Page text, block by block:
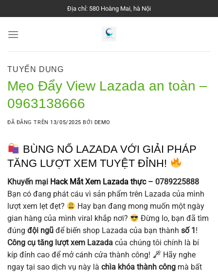
đến
nội
Địa chỉ: 580 Hoàng Mai, hà Nội
TUYỂN DỤNG
Mẹo Đẩy View Lazada an toàn –
0963138666
ĐÃ ĐĂNG TRÊN 13/05/2025 BỞI DEMO
BÙNG NỔ LAZADA VỚI GIẢI PHÁP
TĂNG LƯỢT XEM TUYỆT ĐỈNH!
Khuyến mại Hack Mắt Xem Lazada thực– 0789225888
Bạn có đang phát cáu vì sản phẩm trên Lazada của mình
lượt xem lẹt đẹt?
Hay bạn đang mong muốn một ngày
gian hàng của mình viral khắp nơi?
Đừng lo, bạn đã tìm
đúng đội ngũ để biến shop Lazada của bạn thành số 1 !
Công cụ tăng lượt xem Lazada của chúng tôi chính là bí
kíp đỉnh cao để mở cánh cửa thành công!
Hãy nghe
ngay tại sao dịch vụ này là chìa khóa thành công mà bất